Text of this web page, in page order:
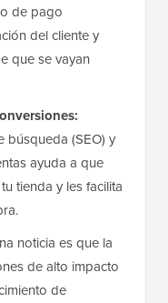
de pago
del cliente y
que se vayan
búsqueda (SEO) y
ayuda a que
tienda y les facilita
noticia es que la
de alto impacto
de